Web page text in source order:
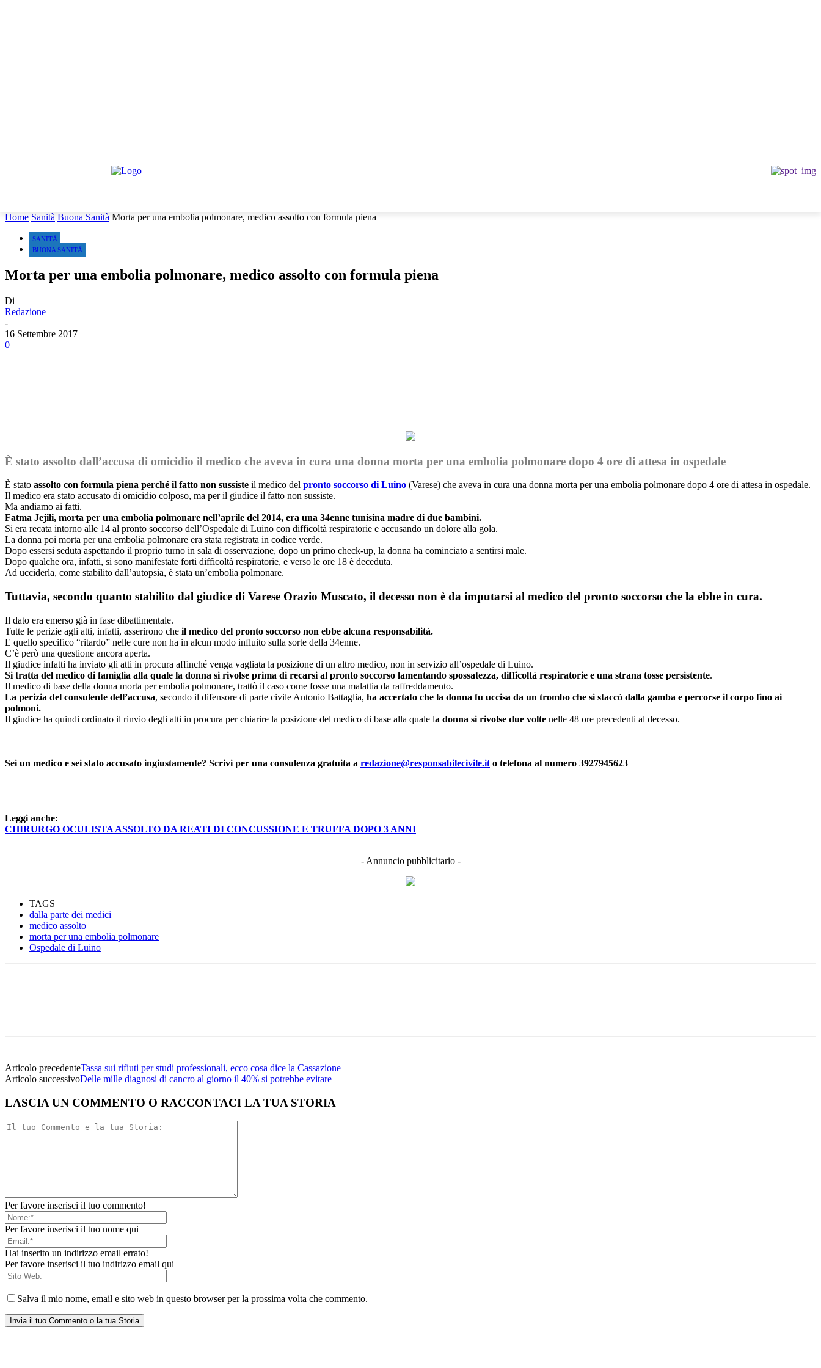
Home Sanità Buona Sanità Morta per una embolia polmonare, medico assolto con formula piena
SANITÀ
BUONA SANITÀ
Morta per una embolia polmonare, medico assolto con formula piena
Di
Redazione
-
16 Settembre 2017
0
È stato assolto dall’accusa di omicidio il medico che aveva in cura una donna morta per una embolia polmonare dopo 4 ore di attesa in ospedale
È stato assolto con formula piena perché il fatto non sussiste il medico del pronto soccorso di Luino (Varese) che aveva in cura una donna morta per una embolia polmonare dopo 4 ore di attesa in ospedale.
Il medico era stato accusato di omicidio colposo, ma per il giudice il fatto non sussiste.
Ma andiamo ai fatti.
Fatma Jejili, morta per una embolia polmonare nell’aprile del 2014, era una 34enne tunisina madre di due bambini.
Si era recata intorno alle 14 al pronto soccorso dell’Ospedale di Luino con difficoltà respiratorie e accusando un dolore alla gola.
La donna poi morta per una embolia polmonare era stata registrata in codice verde.
Dopo essersi seduta aspettando il proprio turno in sala di osservazione, dopo un primo check-up, la donna ha cominciato a sentirsi male.
Dopo qualche ora, infatti, si sono manifestate forti difficoltà respiratorie, e verso le ore 18 è deceduta.
Ad ucciderla, come stabilito dall’autopsia, è stata un’embolia polmonare.
Tuttavia, secondo quanto stabilito dal giudice di Varese Orazio Muscato, il decesso non è da imputarsi al medico del pronto soccorso che la ebbe in cura.
Il dato era emerso già in fase dibattimentale.
Tutte le perizie agli atti, infatti, asserirono che il medico del pronto soccorso non ebbe alcuna responsabilità.
E quello specifico “ritardo” nelle cure non ha in alcun modo influito sulla sorte della 34enne.
C’è però una questione ancora aperta.
Il giudice infatti ha inviato gli atti in procura affinché venga vagliata la posizione di un altro medico, non in servizio all’ospedale di Luino.
Si tratta del medico di famiglia alla quale la donna si rivolse prima di recarsi al pronto soccorso lamentando spossatezza, difficoltà respiratorie e una strana tosse persistente.
Il medico di base della donna morta per embolia polmonare, trattò il caso come fosse una malattia da raffreddamento.
La perizia del consulente dell’accusa, secondo il difensore di parte civile Antonio Battaglia, ha accertato che la donna fu uccisa da un trombo che si staccò dalla gamba e percorse il corpo fino ai
polmoni.
Il giudice ha quindi ordinato il rinvio degli atti in procura per chiarire la posizione del medico di base alla quale la donna si rivolse due volte nelle 48 ore precedenti al decesso.
Sei un medico e sei stato accusato ingiustamente? Scrivi per una consulenza gratuita a redazione@responsabilecivile.it o telefona al numero 3927945623
Leggi anche:
CHIRURGO OCULISTA ASSOLTO DA REATI DI CONCUSSIONE E TRUFFA DOPO 3 ANNI
- Annuncio pubblicitario -
TAGS
dalla parte dei medici
medico assolto
morta per una embolia polmonare
Ospedale di Luino
Articolo precedenteTassa sui rifiuti per studi professionali, ecco cosa dice la Cassazione
Articolo successivoDelle mille diagnosi di cancro al giorno il 40% si potrebbe evitare
LASCIA UN COMMENTO O RACCONTACI LA TUA STORIA
Per favore inserisci il tuo commento!
Per favore inserisci il tuo nome qui
Hai inserito un indirizzo email errato!
Per favore inserisci il tuo indirizzo email qui
Salva il mio nome, email e sito web in questo browser per la prossima volta che commento.